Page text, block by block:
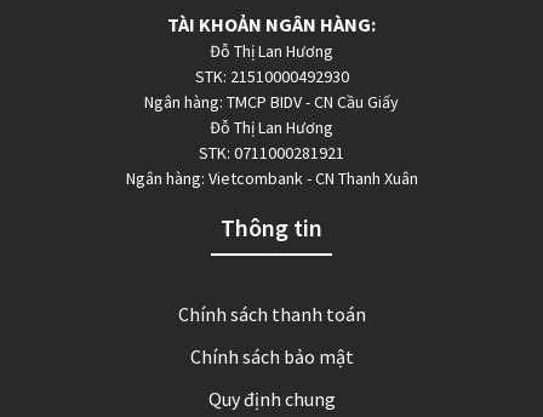
TÀI KHOẢN NGÂN HÀNG:
Đỗ Thị Lan Hương
STK: 21510000492930
Ngân hàng: TMCP BIDV - CN Cầu Giấy
Đỗ Thị Lan Hương
STK: 0711000281921
Ngân hàng: Vietcombank - CN Thanh Xuân
Thông tin
Chính sách thanh toán
Chính sách bảo mật
Quy định chung